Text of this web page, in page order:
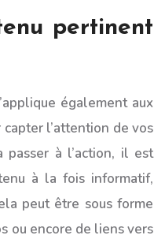
pertinent
également aux
capter l’attention de vos
à l’action, il est
à la fois informatif,
peut être sous forme
ou encore de liens vers